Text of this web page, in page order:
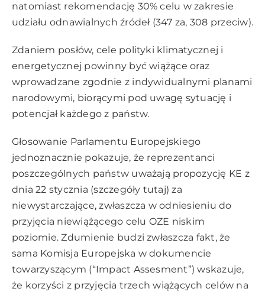
natomiast rekomendację 30% celu w zakresie
udziału odnawialnych źródeł (347 za, 308 przeciw).
Zdaniem posłów, cele polityki klimatycznej i
energetycznej powinny być wiążące oraz
wprowadzane zgodnie z indywidualnymi planami
narodowymi, biorącymi pod uwagę sytuację i
potencjał każdego z państw.
Głosowanie Parlamentu Europejskiego
jednoznacznie pokazuje, że reprezentanci
poszczególnych państw uważają propozycję KE z
dnia 22 stycznia (szczegóły tutaj) za
niewystarczające, zwłaszcza w odniesieniu do
przyjęcia niewiążącego celu OZE niskim
poziomie. Zdumienie budzi zwłaszcza fakt, że
sama Komisja Europejska w dokumencie
towarzyszącym (“Impact Assesment”) wskazuje,
że korzyści z przyjęcia trzech wiążących celów na